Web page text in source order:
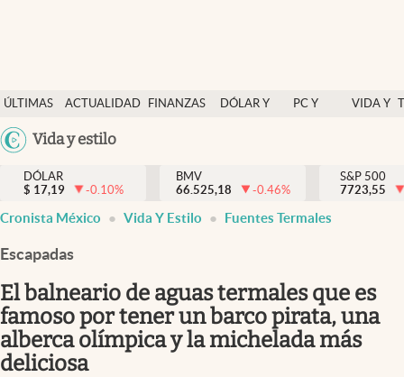
ÚLTIMAS
NOTICIAS
ACTUALIDAD
FINANZAS
DÓLAR Y
PC Y
VIDA Y
México
Vida y estilo
Actualidad
Finanzas y economía
Dólar y mercados
Pc y celular
Vida y estilo
DÓLAR
$ 17,19 -0.10%
BMV
66.525,18
-0.46%
S&P 500
7723,55
Cronista México Vida Y Estilo Fuentes Termales
Escapadas
El balneario de aguas termales que es
famoso por tener un barco pirata, una
alberca olímpica y la michelada más
deliciosa